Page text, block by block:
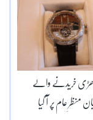
گھڑی خریدنے والے
منظرِ عام پر آ گیا